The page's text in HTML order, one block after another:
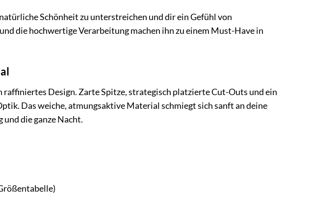
Schönheit zu unterstreichen und dir ein Gefühl von
die hochwertige Verarbeitung machen ihn zu einem Must-Have in
Design. Zarte Spitze, strategisch platzierte Cut-Outs und ein
Das weiche, atmungsaktive Material schmiegt sich sanft an deine
und die ganze Nacht.